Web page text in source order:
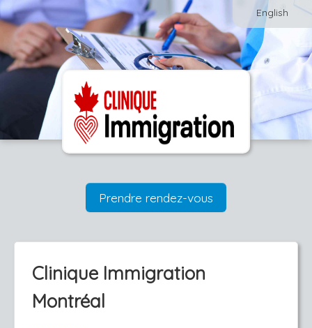
English
Prendre rendez-vous
Clinique Immigration
Montréal